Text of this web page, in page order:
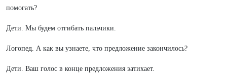
помогать?
Дети. Мы будем отгибать пальчики.
Логопед. А как вы узнаете, что предложение закончилось?
Дети. Ваш голос в конце предложения затихает.